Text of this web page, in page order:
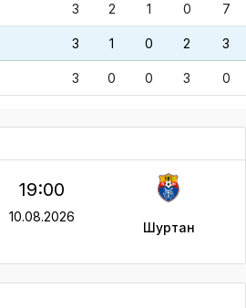
3 2 1 0 7
3 1 0 2 3
3 0 0 3 0
19:00
10.08.2026
Шуртан